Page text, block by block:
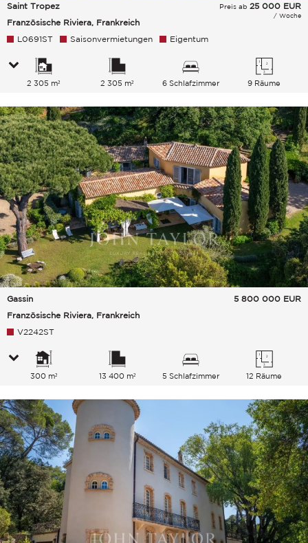
Saint Tropez
Französische Riviera, Frankreich
Preis ab 25 000 EUR
/ Woche
L0691ST Saisonvermietungen Eigentum
2 305 m² 2 305 m² 6 Schlafzimmer 9 Räume
Gassin
Französische Riviera, Frankreich
5 800 000 EUR
V2242ST
300 m² 13 400 m² 5 Schlafzimmer 12 Räume